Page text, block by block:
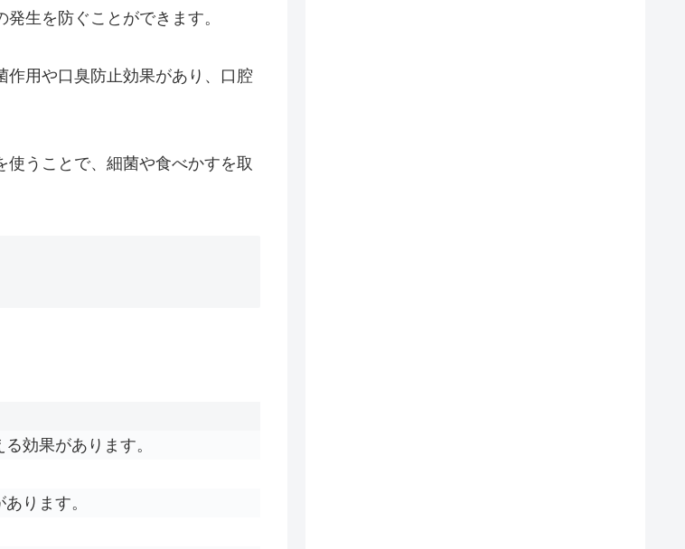
生を防ぐことができます。
作用や口臭防止効果があり、口腔
使うことで、細菌や食べかすを取
効果があります。
ります。